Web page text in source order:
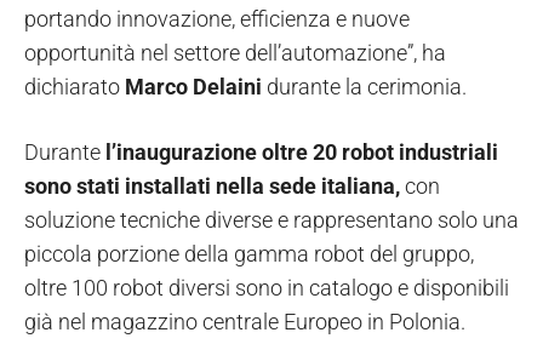
portando innovazione, efficienza e nuove
opportunità nel settore dell’automazione”, ha
dichiarato Marco Delaini durante la cerimonia.
Durante l’inaugurazione oltre 20 robot industriali
sono stati installati nella sede italiana,con
soluzione tecniche diverse e rappresentano solo una
piccola porzione della gamma robot del gruppo,
oltre 100 robot diversi sono in catalogo e disponibili
già nel magazzino centrale Europeo in Polonia.